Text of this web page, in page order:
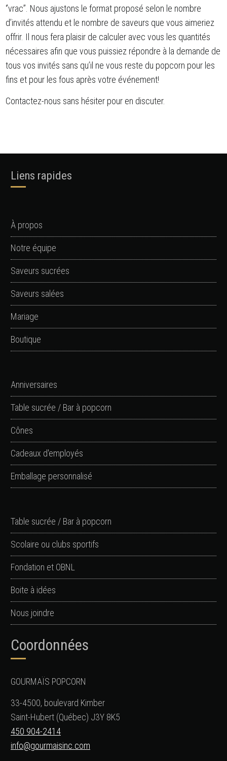
‘’vrac’’. Nous ajustons le format proposé selon le nombre
d’invités attendu et le nombre de saveurs que vous aimeriez
offrir. Il nous fera plaisir de calculer avec vous les quantités
nécessaires afin que vous puissiez répondre à la demande de
tous vos invités sans qu’il ne vous reste du popcorn pour les
fins et pour les fous après votre événement!
Contactez-nous sans hésiter pour en discuter.
Liens rapides
À propos
Notre équipe
Saveurs sucrées
Saveurs salées
Mariage
Boutique
Anniversaires
Table sucrée / Bar à popcorn
Cônes
Cadeaux d'employés
Emballage personnalisé
Table sucrée / Bar à popcorn
Scolaire ou clubs sportifs
Fondation et OBNL
Boite à idées
Nous joindre
Coordonnées
GOURMAÏS POPCORN
33-4500, boulevard Kimber
Saint-Hubert (Québec) J3Y 8K5
450 904-2414
info@gourmaisinc.com